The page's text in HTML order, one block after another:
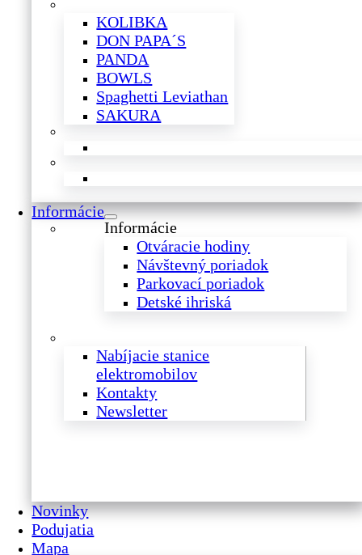
KOLIBKA
DON PAPA´S
PANDA
BOWLS
Spaghetti Leviathan
SAKURA
Informácie
Informácie
Otváracie hodiny
Návštevný poriadok
Parkovací poriadok
Detské ihriská
Nabíjacie stanice
elektromobilov
Kontakty
Newsletter
Novinky
Podujatia
Mapa